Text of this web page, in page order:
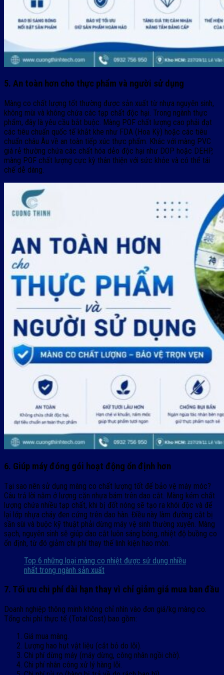
5. An toàn hơn cho thực phẩm và người sử dụng
Màng co chất lượng tốt thường được sản xuất từ nhựa nguyên sinh,
không mùi và không chứa các tạp chất độc hại. Trong ngành thực
phẩm, đây là yêu cầu bắt buộc. Màng POF chất lượng cao phải đạt
các tiêu chuẩn quốc tế khắt khe như FDA (Hoa Kỳ) hoặc các tiêu
chuẩn châu Âu về an toàn tiếp xúc thực phẩm. Khác với màng PVC
giá rẻ thường chứa các chất hóa dẻo độc hại như DOP hoặc DEHP,
màng POF chất lượng cực kỳ thân thiện với sức khỏe và có thể tái
chế dễ dàng.
6. Giúp máy đóng gói hoạt động ổn định hơn
Tại sao nên sử dụng màng co chất lượng tốt để bảo vệ máy móc?
Câu trả lời nằm ở lượng cặn nhựa bám trên dao cắt. Màng kém chất
lượng chứa nhiều tạp chất, khi bị đốt nóng sẽ tạo ra khói độc và để
lại lớp nhựa cháy đen cứng trên dao hàn. Điều này làm đường cắt bị
sần sùi và buộc kỹ thuật phải dừng máy vệ sinh thường xuyên. Màng
sạch, nguyên sinh sẽ giúp dao cắt luôn sáng bóng, nhiệt độ buồng co
ổn định, từ đó giảm chi phí thay thế linh kiện hao mòn.
Top 6 những loại màng co nhiệt được sử dụng nhiều
nhất trong ngành sản xuất
7. Tối ưu chi phí dài hạn thay vì chỉ giảm giá mua ban đầu
Doanh nghiệp thông minh không chỉ nhìn vào đơn giá/kg màng co.
Tổng chi phí thực tế (Total Cost) bao gồm:
Giá mua màng.
Lượng hao hụt vật liệu (cắt bỏ do lỗi).
Chi phí dừng máy (máy dừng, công nhân ngồi chờ).
Chi phí nhân công xử lý hàng lỗi.